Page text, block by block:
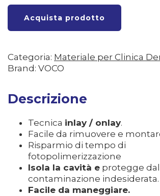
Acquista prodotto
Categoria: Materiale per Clinica
Brand: VOCO
Descrizione
Tecnica inlay / onlay.
Facile da rimuovere e
Risparmio di tempo di
fotopolimerizzazione
Isola la cavità e protegge
contaminazione indesiderata.
Facile da maneggiare.